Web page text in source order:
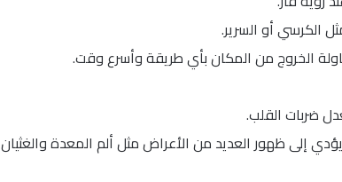
الكرسي أو السرير.
الخروج من المكان بأي طريقة وأسرع وقت.
ضربات القلب.
إلى ظهور العديد من الأعراض مثل ألم المعدة والغثيان